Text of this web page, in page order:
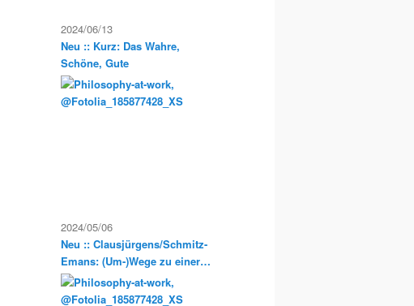
2024/06/13
Neu :: Kurz: Das Wahre,
Schöne, Gute
2024/05/06
Neu :: Clausjürgens/Schmitz-
Emans: (Um-)Wege zu einer
Sozialphilosophie der
Postmoderne. Philosophische